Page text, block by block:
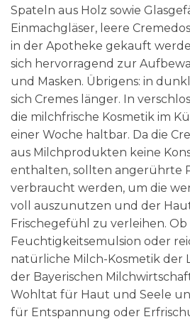
Spateln aus Holz sowie
Einmachgläser, leere
in der Apotheke gekauft
sich hervorragend zur
und Masken. Übrigens: in
sich Cremes länger. In
die milchfrische Kosmetik im
einer Woche haltbar. Da die
aus Milchprodukten keine
enthalten, sollten angerührte
verbraucht werden, um die
voll auszunutzen und der
Frischegefühl zu verleihen.
Feuchtigkeitsemulsion oder
natürliche Milch-Kosmetik der
der Bayerischen
Wohltat für Haut und Seele
für Entspannung oder